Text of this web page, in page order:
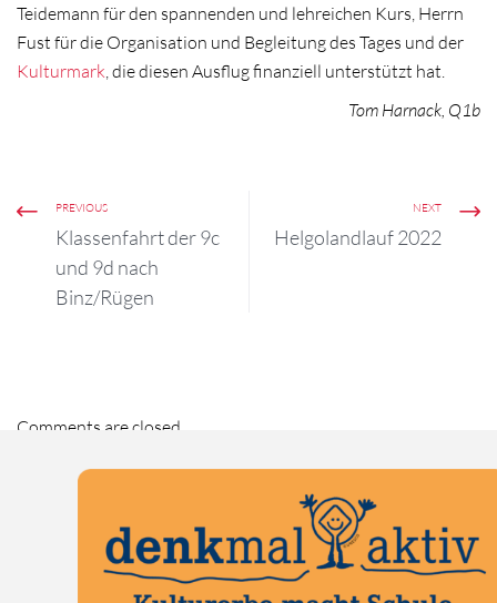
Teidemann für den spannenden und lehreichen Kurs, Herrn
Fust für die Organisation und Begleitung des Tages und der
Kulturmark , die diesen Ausflug finanziell unterstützt hat.
Tom Harnack, Q1b
PREVIOUS
Klassenfahrt der 9c
und 9d nach
Binz/Rügen
NEXT
Helgolandlauf 2022
Comments are closed.